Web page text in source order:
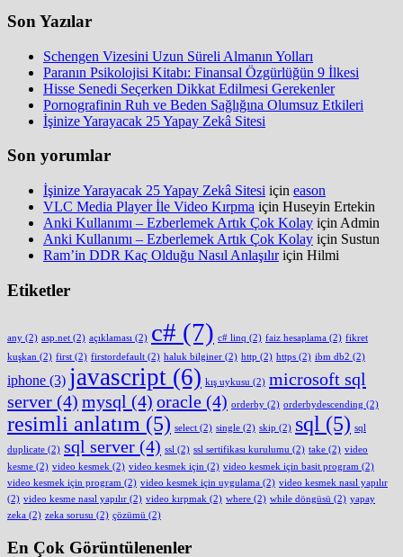
Son Yazılar
Schengen Vizesini Uzun Süreli Almanın Yolları
Paranın Psikolojisi Kitabı: Finansal Özgürlüğün 9 İlkesi
Hisse Senedi Seçerken Dikkat Edilmesi Gerekenler
Pornografinin Ruh ve Beden Sağlığına Olumsuz Etkileri
İşinize Yarayacak 25 Yapay Zekâ Sitesi
Son yorumlar
İşinize Yarayacak 25 Yapay Zekâ Sitesi için eason
VLC Media Player İle Video Kırpma için Huseyin Ertekin
Anki Kullanımı – Ezberlemek Artık Çok Kolay için Admin
Anki Kullanımı – Ezberlemek Artık Çok Kolay için Sustun
Ram’in DDR Kaç Olduğu Nasıl Anlaşılıriçin Hilmi
Etiketler
any (2) asp.net (2) açıklaması (2) c# (7) c# linq (2) faiz hesaplama (2) fikret
kuşkan (2) first (2) firstordefault (2) haluk bilginer (2) http (2) https (2) ibm db2 (2)
iphone (3) javascript (6) kış uykusu (2) microsoft sql
server (4) mysql (4) oracle (4) orderby (2) orderbydescending (2)
resimli anlatım (5) select (2) single (2) skip (2) sql (5) sql
duplicate (2) sql server (4) ssl (2) ssl sertifikası kurulumu (2) take (2) video
kesme (2) video kesmek (2) video kesmek için (2) video kesmek için basit program (2)
video kesmek için program (2) video kesmek için uygulama (2) video kesmek nasıl yapılır
(2) video kesme nasıl yapılır (2) video kırpmak (2) where (2) while döngüsü (2) yapay
zeka (2) zeka sorusu (2) çözümü (2)
En Çok Görüntülenenler